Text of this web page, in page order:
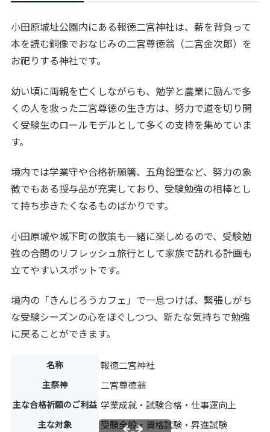
小田原城址公園内にある報徳二宮神社は、薪を背負って
本を読む銅像でおなじみの二宮尊徳翁（二宮金次郎）を
お祀りする神社です。
幼い頃に両親を亡くしながらも、勉学と農業に励んで多
くの人を救った二宮尊徳の生き方は、努力で道を切り開
く受験生のロールモデルとして多くの支持を集めていま
す。
境内では学業守や合格祈願箸、五角鉛筆など、努力の象
徴でもある授与品が充実しており、受験勉強の相棒とし
て持ち歩きたくなるものばかりです。
小田原城や城下町の散策も一緒に楽しめるので、受験勉
強の合間のリフレッシュ旅行として家族で訪れる計画も
立てやすいスポットです。
境内の「きんじろうカフェ」で一息つけば、緊張しがち
な受験シーズンの心をほぐしつつ、新たな気持ちで勉強
に戻ることができます。
名称 報徳二宮神社
主祭神 二宮尊徳翁
主な合格祈願のご利益 学業成就・試験合格・仕事運向上
主な対象 受験全般・資格試験・昇進試験